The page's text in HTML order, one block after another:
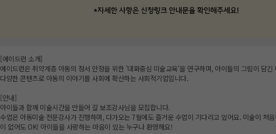
[에이드런 소개]
에이드런은 취약계층 아동의 정서 안정을 위한 '대화중심 미술교육'을 연구하며, 아이들의 그림이 담긴
다양한 콘텐츠로 아동의 이야기를 사회에 확산하는 사회적기업입니다.
[안내]
아이들과 함께 미술시간을 만들어 갈 보조강사님을 모집합니다.
수업은 아동미술 전문강사가 진행하며, 다가오는 7월에도 즐거운 수업이 기다리고 있어요. 미술이 처
이 없어도 OK! 아이들을 사랑하는 마음이 있는 누구나 환영해요!